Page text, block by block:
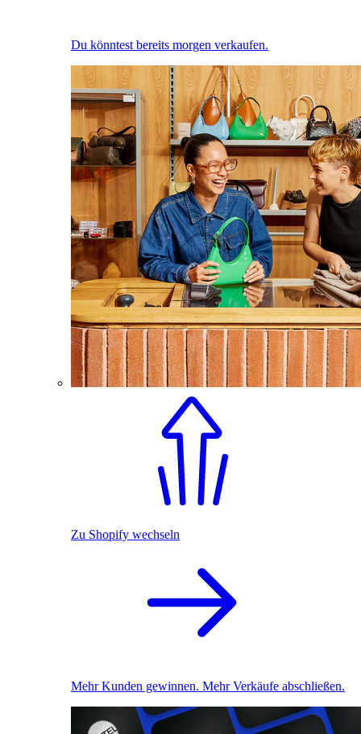
Du könntest bereits morgen verkaufen.
Zu Shopify wechseln
Mehr Kunden gewinnen. Mehr Verkäufe abschließen.